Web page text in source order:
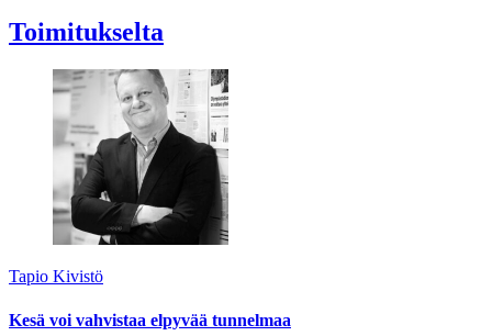
Toimitukselta
Tapio Kivistö
Kesä voi vahvistaa elpyvää tunnelmaa